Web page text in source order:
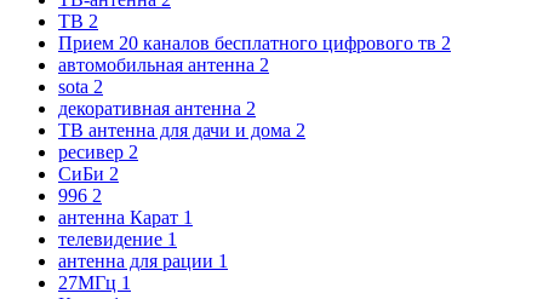
ТВ 2
Прием 20 каналов бесплатного цифрового тв 2
автомобильная антенна 2
sota 2
декоративная антенна 2
ТВ антенна для дачи и дома 2
ресивер 2
СиБи 2
996 2
антенна Карат 1
телевидение 1
антенна для рации 1
27МГц 1